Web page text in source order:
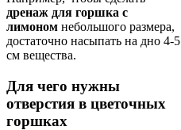
дренаж для горшка с
лимоном небольшого размера,
достаточно насыпать на дно 4-5
см вещества.
Для чего нужны
отверстия в цветочных
горшках